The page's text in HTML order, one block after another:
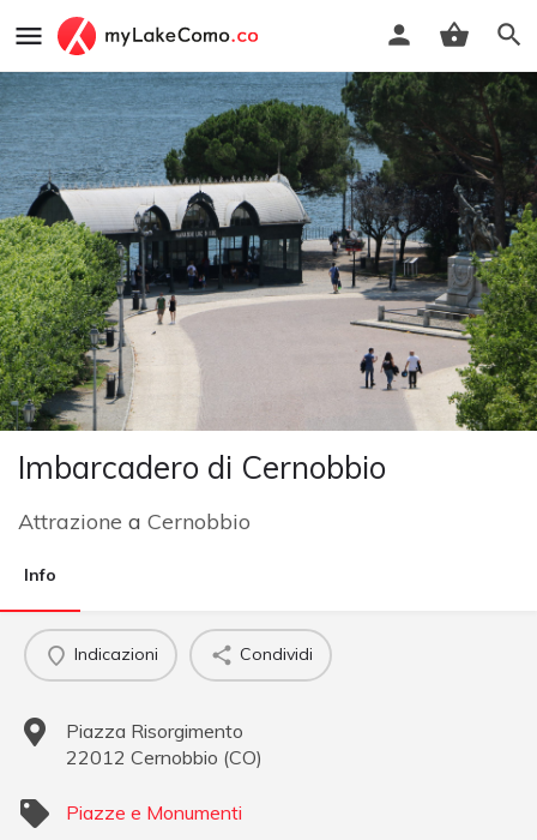
Imbarcadero di Cernobbio
Attrazione a Cernobbio
Info
Indicazioni Condividi
Piazza Risorgimento
22012 Cernobbio (CO)
Piazze e Monumenti